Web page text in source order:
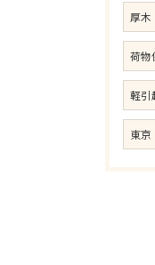
厚木
荷物
軽引
東京